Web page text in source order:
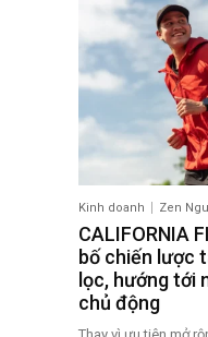
Kinh doanh Zen
CALIFORNIA
bố chiến lược
lọc, hướng tới
chủ động